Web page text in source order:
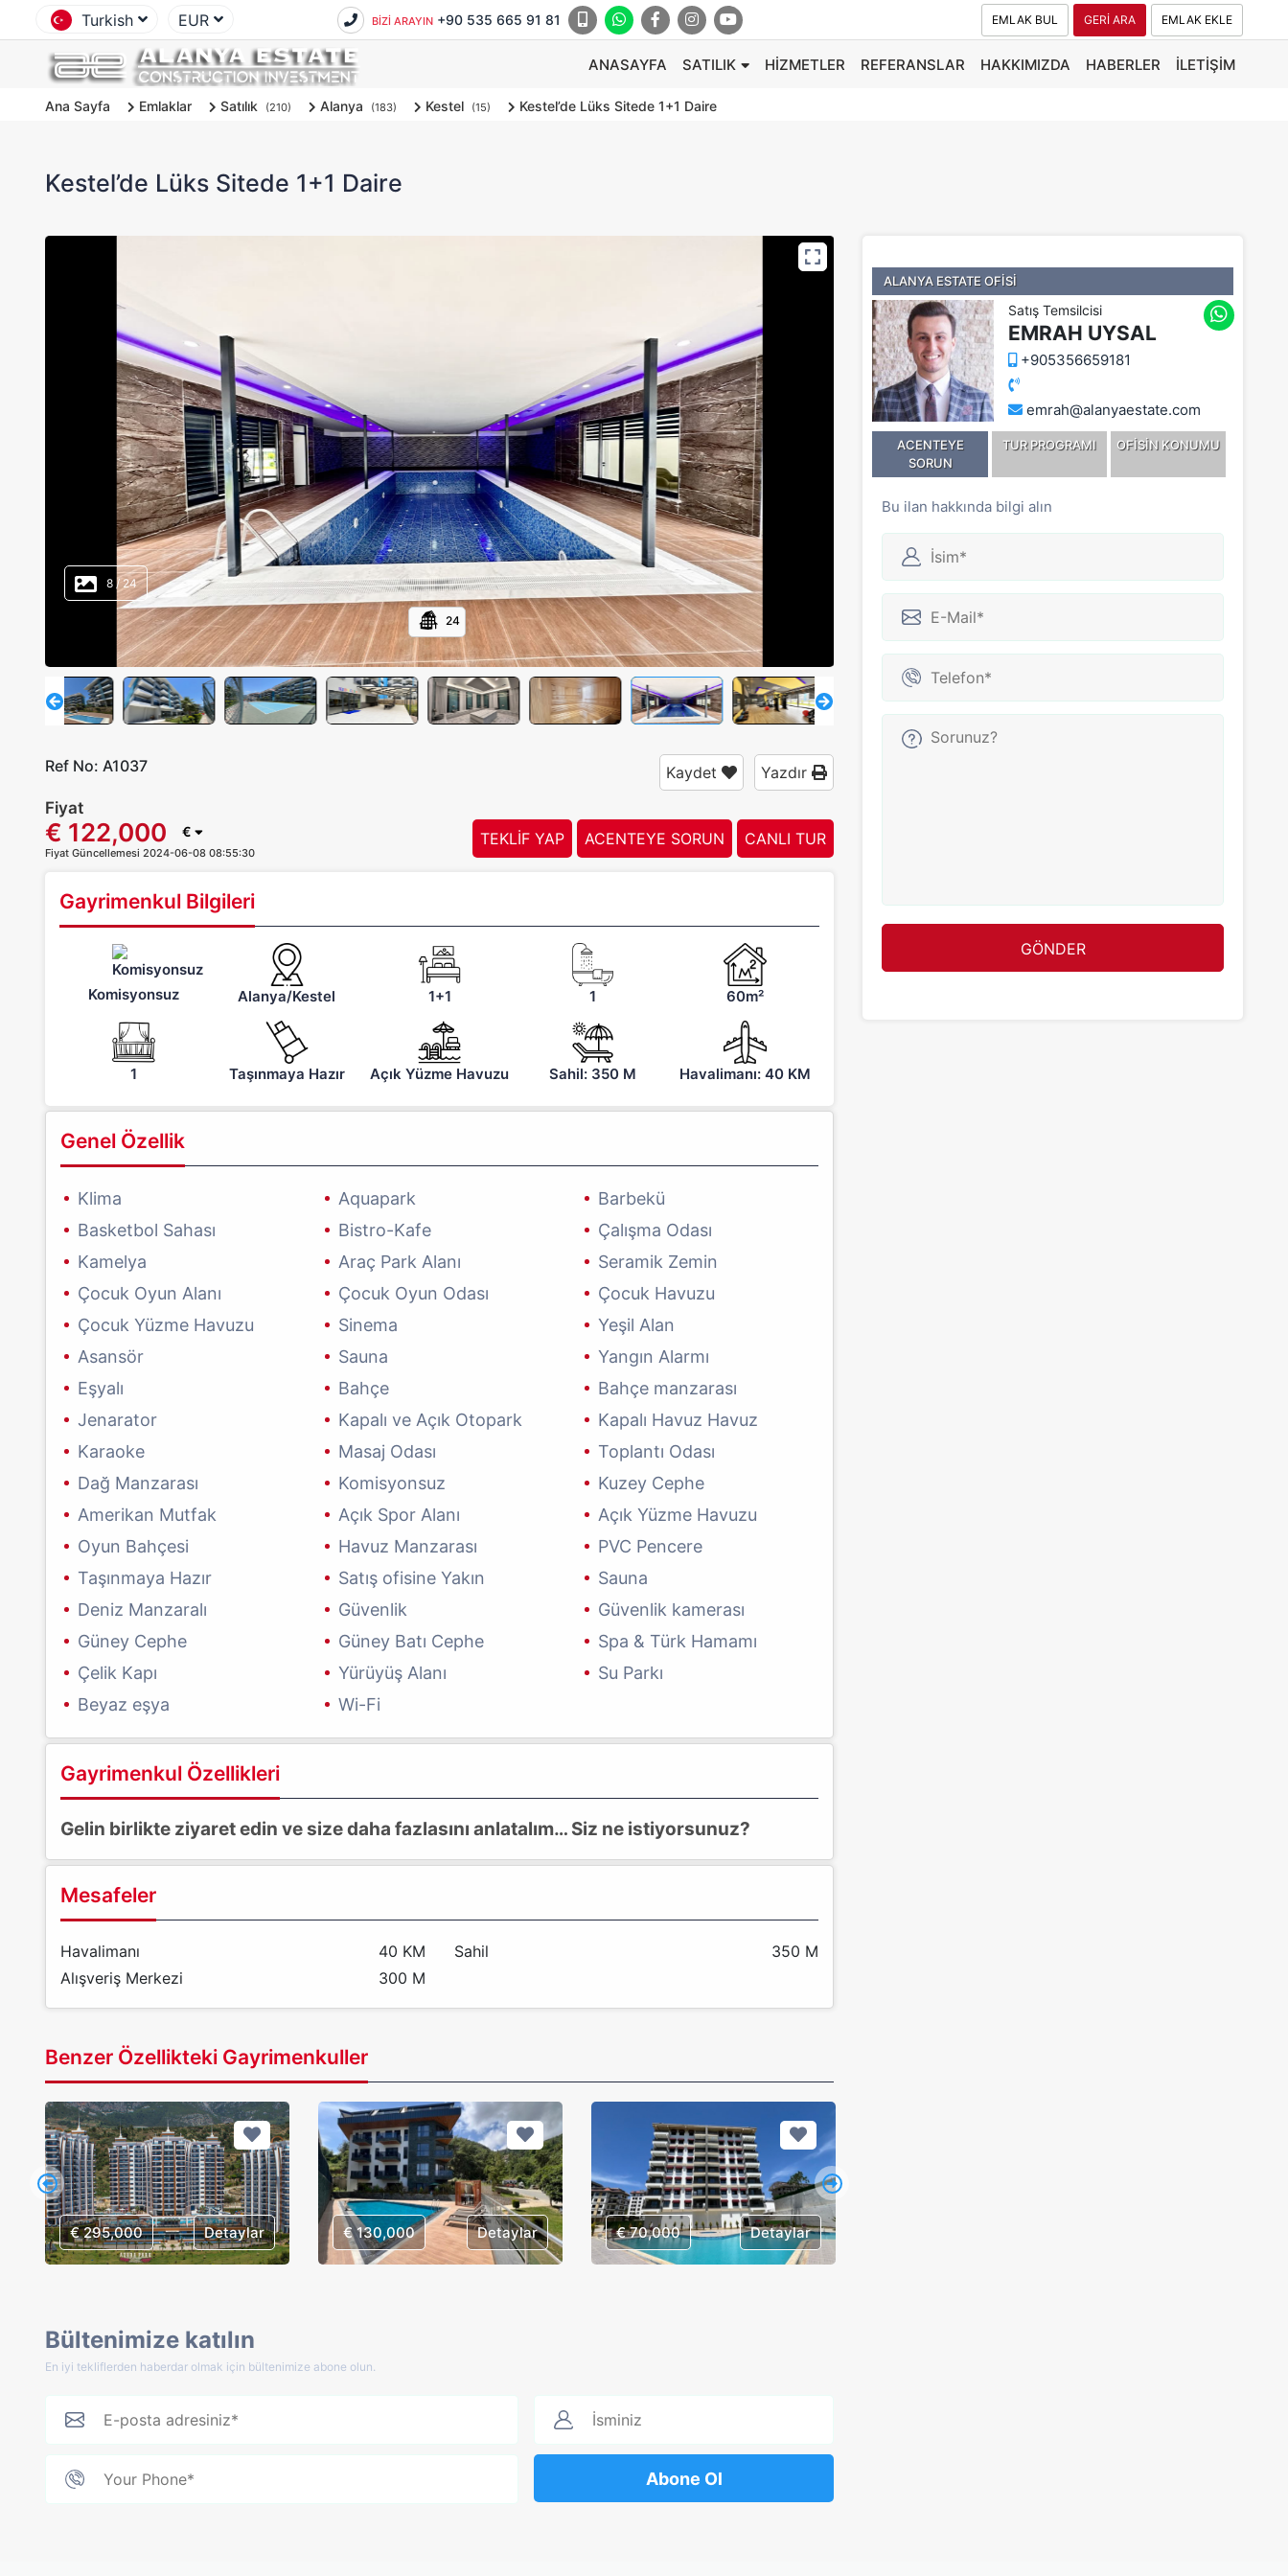
Turkish EUR BİZİ ARAYIN +90 535 665 91 81 EMLAK BUL GERİ ARA EMLAK EKLE
ANASAYFA SATILIK HIZMETLER REFERANSLAR HAKKIMIZDA HABERLER İLETIŞIM
Ana Sayfa Emlaklar Satılık (210) Alanya (183) Kestel (15) Kestel’de Lüks Sitede 1+1 Daire
Kestel’de Lüks Sitede 1+1 Daire
8 /24
24
Ref No: A1037
Fiyat
€ 122,000 €
Fiyat Güncellemesi 2024-06-08 08:55:30
Kaydet Yazdır
TEKLİF YAP ACENTEYE SORUN CANLI TUR
Gayrimenkul Bilgileri
Komisyonsuz Alanya/Kestel 1+1 1 60m²
1 Taşınmaya Hazır Açık Yüzme Havuzu Sahil: 350 M Havalimanı: 40 KM
Genel Özellik
Klima Aquapark
Barbekü
Basketbol Sahası
Bistro-Kafe
Çalışma Odası
Kamelya
Araç Park Alanı
Seramik Zemin
Çocuk Oyun Alanı
Çocuk Oyun Odası
Çocuk Havuzu
Çocuk Yüzme Havuzu
Sinema
Yeşil Alan
Asansör
Sauna
Yangın Alarmı
Eşyalı
Bahçe
Bahçe manzarası
Jenarator
Kapalı ve Açık Otopark
Kapalı Havuz Havuz
Karaoke
Masaj Odası
Toplantı Odası
Dağ Manzarası
Komisyonsuz
Kuzey Cephe
Amerikan Mutfak
Açık Spor Alanı
Açık Yüzme Havuzu
Oyun Bahçesi
Havuz Manzarası
PVC Pencere
Taşınmaya Hazır
Satış ofisine Yakın
Sauna
Deniz Manzaralı
Güvenlik
Güvenlik kamerası
Güney Cephe
Güney Batı Cephe
Spa & Türk Hamamı
Çelik Kapı
Yürüyüş Alanı
Su Parkı
Beyaz eşya
Wi-Fi
Gayrimenkul Özellikleri
Gelin birlikte ziyaret edin ve size daha fazlasını anlatalım… Siz ne istiyorsunuz?
Mesafeler
Havalimanı 40 KM Sahil
350 M
Alışveriş Merkezi
300 M
Benzer Özellikteki Gayrimenkuller
€ 295,000 Detaylar € 130,000 Detaylar € 70,000 Detaylar
Bültenimize katılın
En iyi tekliflerden haberdar olmak için bültenimize abone olun.
Abone Ol
ALANYA ESTATE OFİSİ
Satış Temsilcisi
EMRAH UYSAL
+905356659181
emrah@alanyaestate.com
ACENTEYE
SORUN
TUR PROGRAMI OFİSİN KONUMU
Bu ilan hakkında bilgi alın